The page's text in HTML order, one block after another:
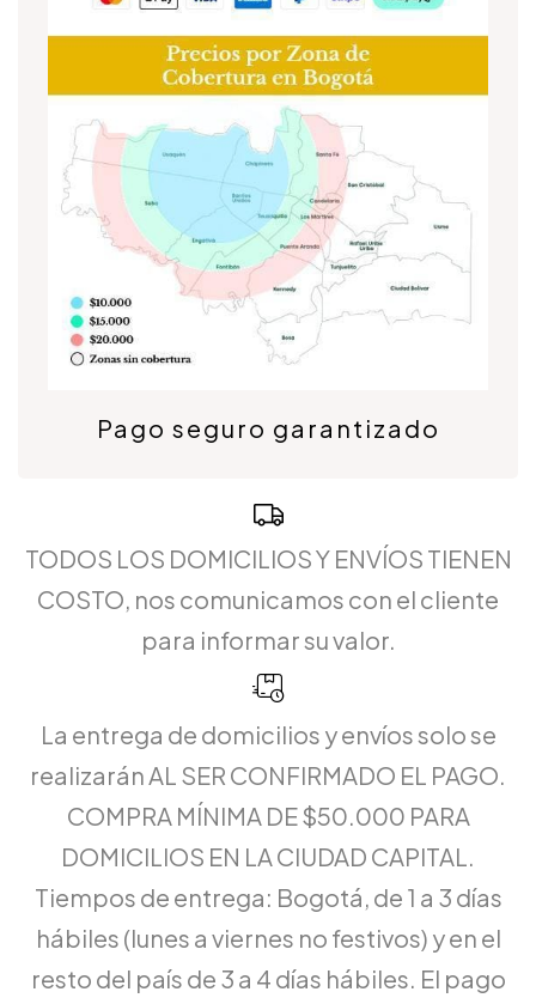
Pago seguro garantizado
TODOS LOS DOMICILIOS Y ENVÍOS TIENEN
COSTO, nos comunicamos con el cliente
para informar su valor.
La entrega de domicilios y envíos solo se
realizarán AL SER CONFIRMADO EL PAGO.
COMPRA MÍNIMA DE $50.000 PARA
DOMICILIOS EN LA CIUDAD CAPITAL.
Tiempos de entrega: Bogotá, de 1 a 3 días
hábiles (lunes a viernes no festivos) y en el
resto del país de 3 a 4 días hábiles. El pago